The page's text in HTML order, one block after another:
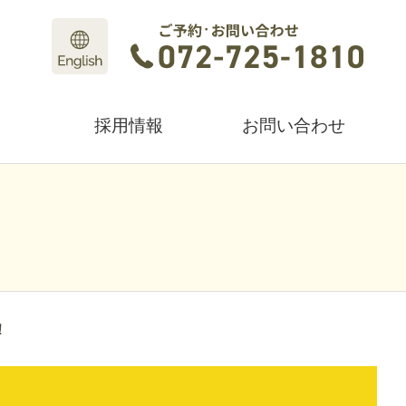
採用情報 お問い合わせ